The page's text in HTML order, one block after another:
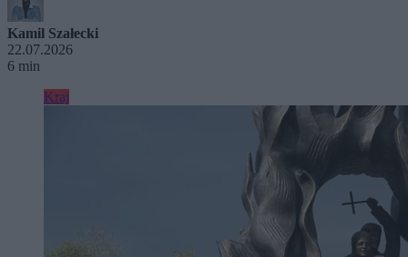
Kamil Szałecki
22.07.2026
6 min
Kraj